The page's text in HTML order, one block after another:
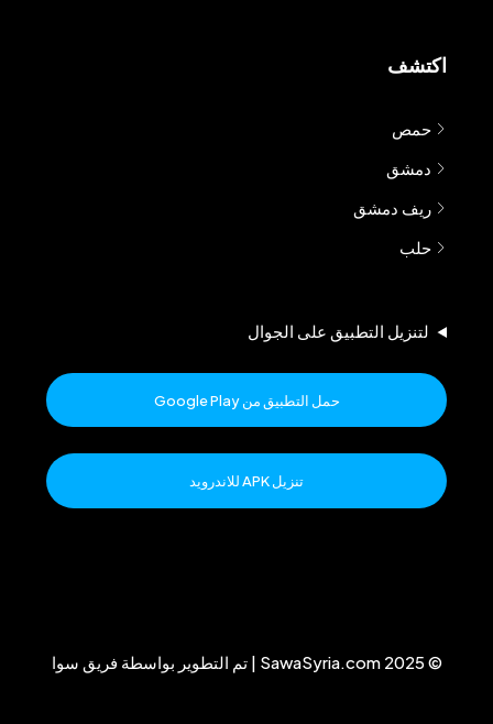
اكتشف
حمص
دمشق
ريف دمشق
حلب
لتنزيل التطبيق على الجوال
حمل التطبيق من Google Play
تنزيل APK للاندرويد
© 2025 SawaSyria.com | تم التطوير بواسطة فريق سوا